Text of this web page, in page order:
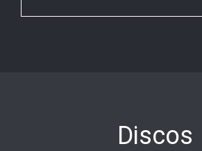
Discos